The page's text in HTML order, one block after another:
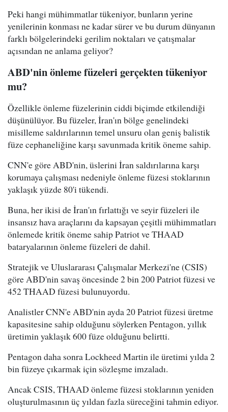
Peki hangi mühimmatlar tükeniyor, bunların yerine
yenilerinin konması ne kadar sürer ve bu durum dünyanın
farklı bölgelerindeki gerilim noktaları ve çatışmalar
açısından ne anlama geliyor?
ABD'nin önleme füzeleri gerçekten tükeniyor
mu?
Özellikle önleme füzelerinin ciddi biçimde etkilendiği
düşünülüyor. Bu füzeler, İran'ın bölge genelindeki
misilleme saldırılarının temel unsuru olan geniş balistik
füze cephaneliğine karşı savunmada kritik öneme sahip.
CNN'e göre ABD'nin, üslerini İran saldırılarına karşı
korumaya çalışması nedeniyle önleme füzesi stoklarının
yaklaşık yüzde 80'i tükendi.
Buna, her ikisi de İran'ın fırlattığı ve seyir füzeleri ile
insansız hava araçlarını da kapsayan çeşitli mühimmatları
önlemede kritik öneme sahip Patriot ve THAAD
bataryalarının önleme füzeleri de dahil.
Stratejik ve Uluslararası Çalışmalar Merkezi'ne (CSIS)
göre ABD'nin savaş öncesinde 2 bin 200 Patriot füzesi ve
452 THAAD füzesi bulunuyordu.
Analistler CNN'e ABD'nin ayda 20 Patriot füzesi üretme
kapasitesine sahip olduğunu söylerken Pentagon, yıllık
üretimin yaklaşık 600 füze olduğunu belirtti.
Pentagon daha sonra Lockheed Martin ile üretimi yılda 2
bin füzeye çıkarmak için sözleşme imzaladı.
Ancak CSIS, THAAD önleme füzesi stoklarının yeniden
oluşturulmasının üç yıldan fazla süreceğini tahmin ediyor.